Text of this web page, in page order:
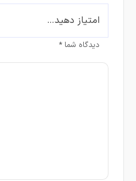
دیدگاه شما*